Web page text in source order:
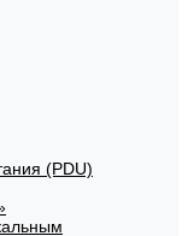
(PDU)